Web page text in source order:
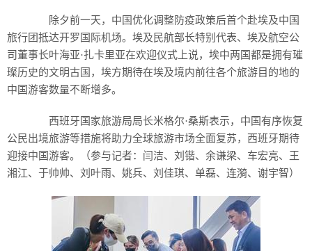
除夕前一天，中国优化调整防疫政策后首个赴埃及中国
旅行团抵达开罗国际机场。埃及民航部长特别代表、埃及航空公
司董事长叶海亚·扎卡里亚在欢迎仪式上说，埃中两国都是拥有璀
璨历史的文明古国，埃方期待在埃及境内前往各个旅游目的地的
中国游客数量不断增多。
西班牙国家旅游局局长米格尔·桑斯表示，中国有序恢复
公民出境旅游等措施将助力全球旅游市场全面复苏，西班牙期待
迎接中国游客。（参与记者：闫洁、刘锴、余谦梁、车宏亮、王
湘江、于帅帅、刘叶雨、姚兵、刘佳琪、单磊、连漪、谢宇智）